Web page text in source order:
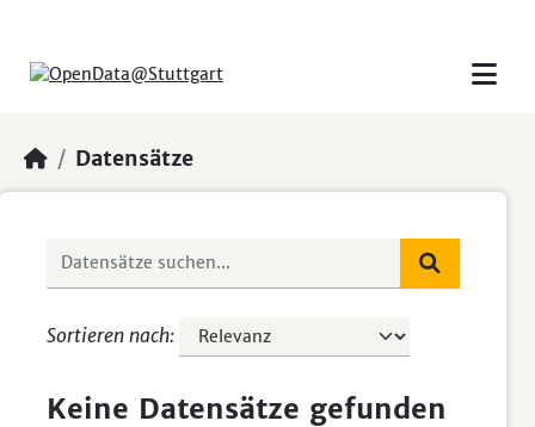
Datensätze
Sortieren nach
Keine Datensätze gefunden